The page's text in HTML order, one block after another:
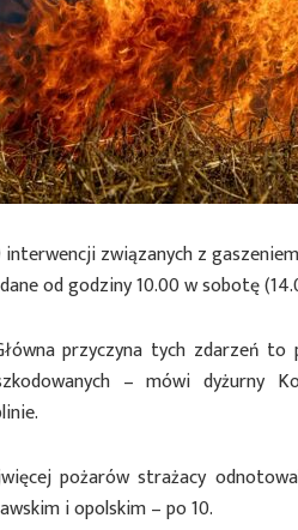
interwencji związanych z
od godziny 10.00 w sobotę
przyczyna tych zdarzeń to
– mówi dyżurny
pożarów strażacy
i opolskim – po 10.